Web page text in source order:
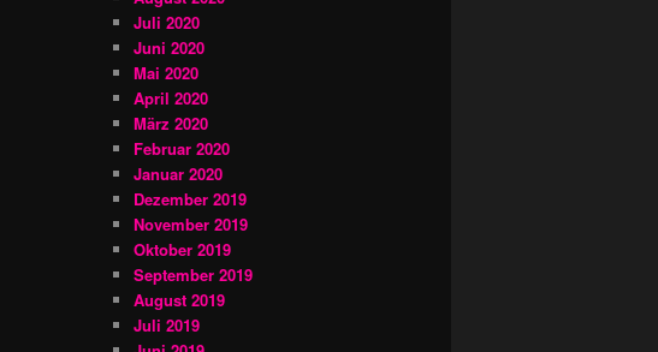
Juli 2020
Juni 2020
Mai 2020
April 2020
März 2020
Februar 2020
Januar 2020
Dezember 2019
November 2019
Oktober 2019
September 2019
August 2019
Juli 2019